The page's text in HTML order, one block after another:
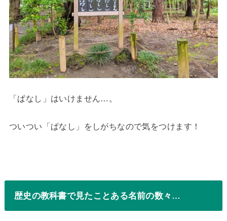
「ぱなし」はいけません…。
ついつい「ぱなし」をしがちなので気をつけます！
歴史の教科書で見たことある名前の数々…